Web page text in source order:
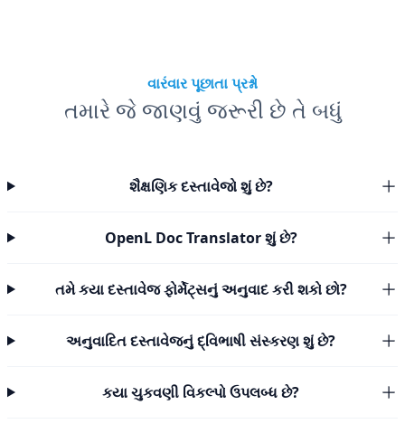
વારંવાર પૂછાતા પ્રશ્નો
તમારે જે જાણવું જરૂરી છે તે બધું
શૈક્ષણિક દસ્તાવેજો શું છે?
OpenL Doc Translator શું છે?
તમે કયા દસ્તાવેજ ફોર્મેટ્સનું અનુવાદ કરી શકો છો?
અનુવાદિત દસ્તાવેજનું દ્વિભાષી સંસ્કરણ શું છે?
કયા ચુકવણી વિકલ્પો ઉપલબ્ધ છે?